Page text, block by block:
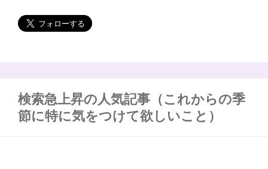
検索急上昇の人気記事（これからの季
節に特に気をつけて欲しいこと）